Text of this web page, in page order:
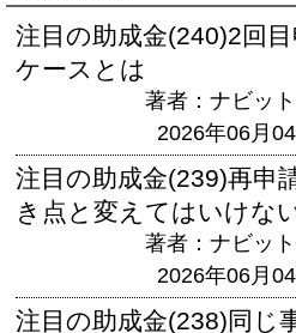
注目の助成金(240)2回
ケースとは
著者：ナビッ
2026年06月
注目の助成金(239)再申
き点と変えてはいけな
著者：ナビッ
2026年06月
注目の助成金(238)同じ